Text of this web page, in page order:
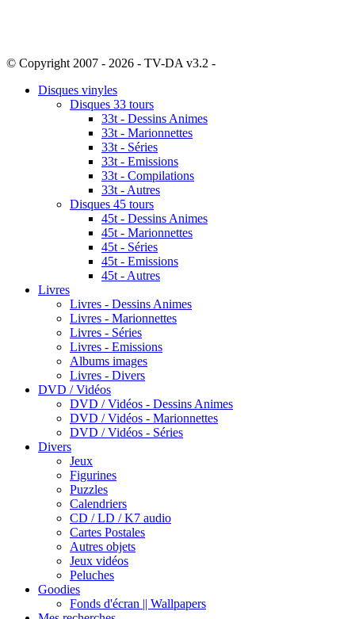
© Copyright 2007 - 2026 - TV-DA v3.2 -
Disques vinyles
Disques 33 tours
33t - Dessins Animes
33t - Marionnettes
33t - Séries
33t - Emissions
33t - Compilations
33t - Autres
Disques 45 tours
45t - Dessins Animes
45t - Marionnettes
45t - Séries
45t - Emissions
45t - Autres
Livres
Livres - Dessins Animes
Livres - Marionnettes
Livres - Séries
Livres - Emissions
Albums images
Livres - Divers
DVD / Vidéos
DVD / Vidéos - Dessins Animes
DVD / Vidéos - Marionnettes
DVD / Vidéos - Séries
Divers
Jeux
Figurines
Puzzles
Calendriers
CD / LD / K7 audio
Cartes Postales
Autres objets
Jeux vidéos
Peluches
Goodies
Fonds d'écran || Wallpapers